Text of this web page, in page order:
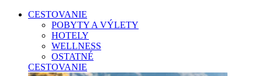
CESTOVANIE
POBYTY A VÝLETY
HOTELY
WELLNESS
OSTATNÉ
CESTOVANIE